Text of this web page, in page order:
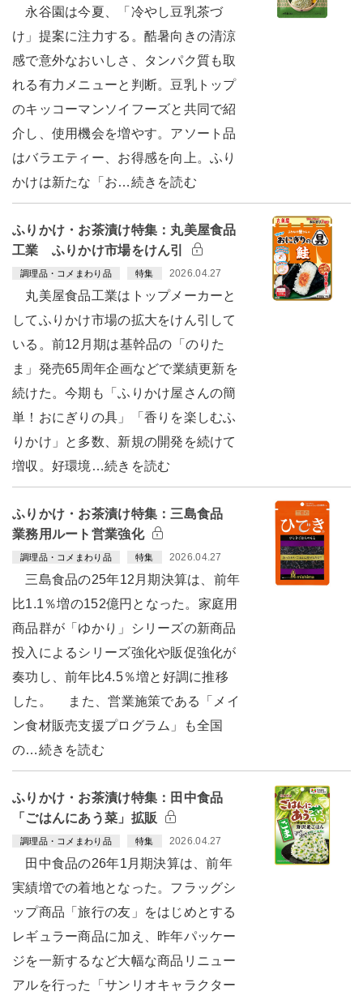
永谷園は今夏、「冷やし豆乳茶づ
け」提案に注力する。酷暑向きの清涼
感で意外なおいしさ、タンパク質も取
れる有力メニューと判断。豆乳トップ
のキッコーマンソイフーズと共同で紹
介し、使用機会を増やす。アソート品
はバラエティー、お得感を向上。ふり
かけは新たな「お…続きを読む
ふりかけ・お茶漬け特集：丸美屋食品
工業 ふりかけ市場をけん引
調理品・コメまわり品 特集 2026.04.27
丸美屋食品工業はトップメーカーと
してふりかけ市場の拡大をけん引して
いる。前12月期は基幹品の「のりた
ま」発売65周年企画などで業績更新を
続けた。今期も「ふりかけ屋さんの簡
単！おにぎりの具」「香りを楽しむふ
りかけ」と多数、新規の開発を続けて
増収。好環境…続きを読む
ふりかけ・お茶漬け特集：三島食品
業務用ルート営業強化
調理品・コメまわり品 特集 2026.04.27
三島食品の25年12月期決算は、前年
比1.1％増の152億円となった。家庭用
商品群が「ゆかり」シリーズの新商品
投入によるシリーズ強化や販促強化が
奏功し、前年比4.5％増と好調に推移
した。 また、営業施策である「メイ
ン食材販売支援プログラム」も全国
の…続きを読む
ふりかけ・お茶漬け特集：田中食品
「ごはんにあう菜」拡販
調理品・コメまわり品 特集 2026.04.27
田中食品の26年1月期決算は、前年
実績増での着地となった。フラッグシ
ップ商品「旅行の友」をはじめとする
レギュラー商品に加え、昨年パッケー
ジを一新するなど大幅な商品リニュー
アルを行った「サンリオキャラクター